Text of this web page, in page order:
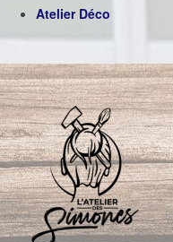
Atelier Déco